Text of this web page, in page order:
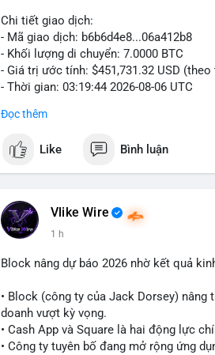
Chi tiết giao dịch:
- Mã giao dịch: b6b6d4e8...06a412b8
- Khối lượng di chuyển: 7.0000 BTC
- Giá trị ước tính: $451,731.32 USD (theo
- Thời gian: 03:19:44 2026-08-06 UTC
Nhận định phân tích:
nằm ở mức trung bình so với các giao
trực tiếp lên thị trường. Với mức giá
thể bị ảnh hưởng nhẹ, nhưng không đủ
Lời khuyên cho nhà đầu tư nhỏ lẻ:
lên sàn, cần thận trọng trước nguy cơ
#7btc #chuyenvilanh
Đọc thêm
Like Bình luận
Vlike Wire
1 h
Block nâng dự báo 2026 nhờ kết quả
• Block (công ty của Jack Dorsey)
doanh vượt kỳ vọng.
• Cash App và Square là hai động lực
• Công ty tuyên bố đang mở rộng ứng